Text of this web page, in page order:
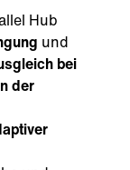
Hub
und
bei
der